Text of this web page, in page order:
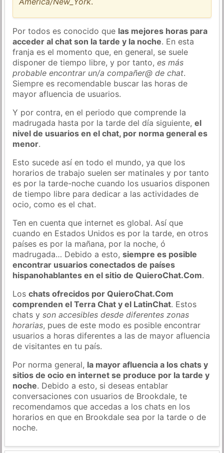
Por todos es conocido que las mejores horas para
acceder al chat son la tarde y la noche. En esta
franja es el momento que, en general, se suele
disponer de tiempo libre, y por tanto,es más
probable encontrar un/a compañer@ de chat.
Siempre es recomendable buscar las horas de
mayor afluencia de usuarios.
Y por contra, en el periodo que comprende la
madrugada hasta por la tarde del día siguiente,el
nivel de usuarios en el chat, por norma general es
menor.
Esto sucede así en todo el mundo, ya que los
horarios de trabajo suelen ser matinales y por tanto
es por la tarde-noche cuando los usuarios disponen
de tiempo libre para dedicar a las actividades de
ocio, como es el chat.
Ten en cuenta que internet es global. Así que
cuando en Estados Unidos es por la tarde, en otros
países es por la mañana, por la noche, ó
madrugada… Debido a esto,siempre es posible
encontrar usuarios conectados de países
hispanohablantes en el sitio de QuieroChat.Com.
Loschats ofrecidos por QuieroChat.Com
comprenden el Terra Chat y el LatinChat. Estos
chats yson accesibles desde diferentes zonas
horarias, pues de este modo es posible encontrar
usuarios a horas diferentes a las de mayor afluencia
de visitantes en tu país.
Por norma general, la mayor afluencia a los chats y
sitios de ocio en internet se produce por la tarde y
noche. Debido a esto, si deseas entablar
conversaciones con usuarios de Brookdale, te
recomendamos que accedas a los chats en los
horarios en que en Brookdale sea por la tarde o de
noche.